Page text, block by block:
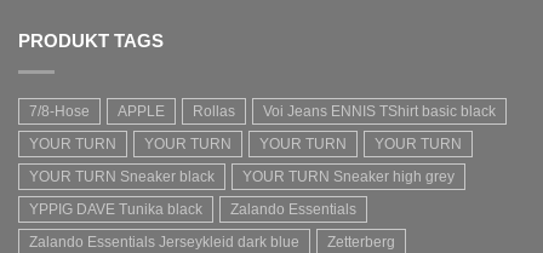
PRODUKT TAGS
7/8-Hose APPLE Rollas
Voi Jeans ENNIS TShirt basic black
YOUR TURN
YOUR TURN YOUR TURN
YOUR TURN
YOUR TURN Sneaker black
YOUR TURN Sneaker high grey
YPPIG DAVE Tunika black
Zalando Essentials
Zalando Essentials Jerseykleid dark blue
Zetterberg